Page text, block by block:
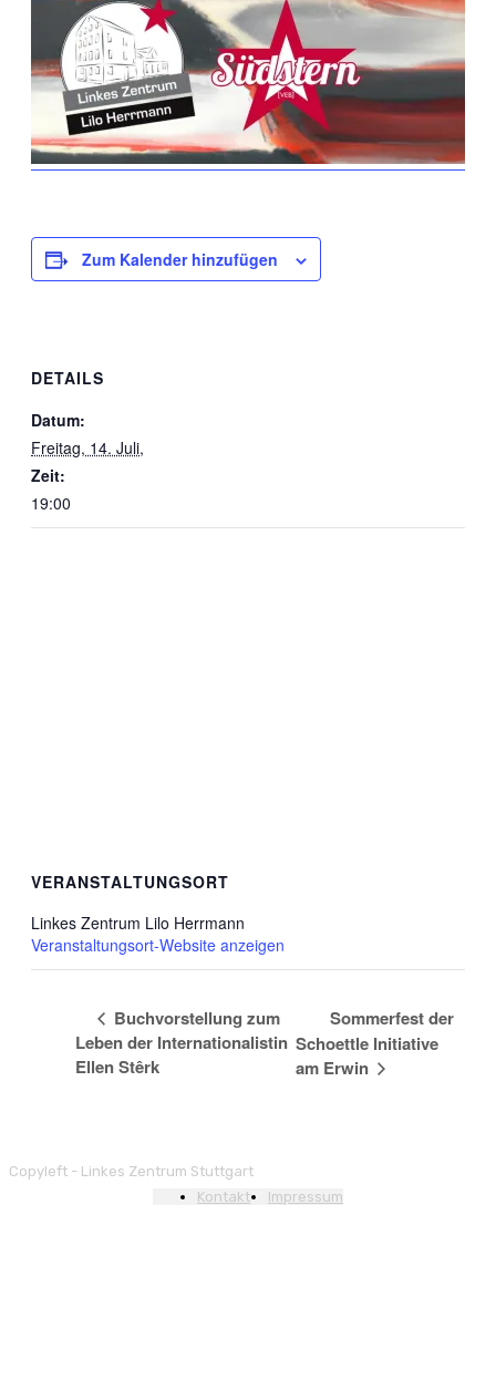
Zum Kalender hinzufügen
DETAILS
Datum:
Freitag, 14. Juli,
Zeit:
19:00
VERANSTALTUNGSORT
Linkes Zentrum Lilo Herrmann
Veranstaltungsort-Website anzeigen
Buchvorstellung zum
Leben der Internationalistin
Ellen Stêrk
Sommerfest der
Schoettle Initiative
am Erwin
Copyleft - Linkes Zentrum Stuttgart
Kontakt
Impressum